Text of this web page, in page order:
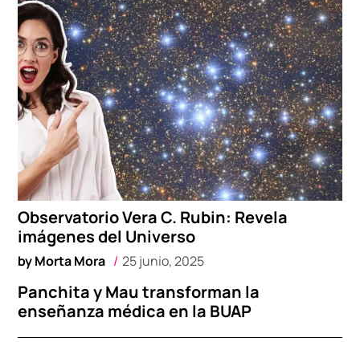
Observatorio Vera C. Rubin: Revela
imágenes del Universo
byMorta Mora 25 junio, 2025
Panchita y Mau transforman la
enseñanza médica en la BUAP